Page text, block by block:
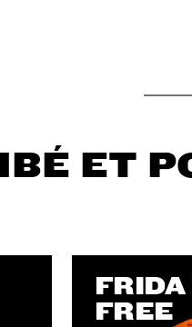
ET
FRIDA
FREE